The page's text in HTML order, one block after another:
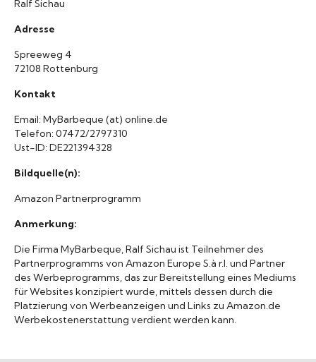
Probiersets
Raritäten
Ralf Sichau
Adresse
Spreeweg 4
72108 Rottenburg
Kontakt
Email: MyBarbeque (at) online.de
Telefon: 07472/2797310
Ust-ID: DE221394328
Bildquelle(n):
Amazon Partnerprogramm
Anmerkung:
Die Firma MyBarbeque, Ralf Sichau ist Teilnehmer des
Partnerprogramms von Amazon Europe S.à r.l. und Partner
des Werbeprogramms, das zur Bereitstellung eines Mediums
für Websites konzipiert wurde, mittels dessen durch die
Platzierung von Werbeanzeigen und Links zu Amazon.de
Werbekostenerstattung verdient werden kann.